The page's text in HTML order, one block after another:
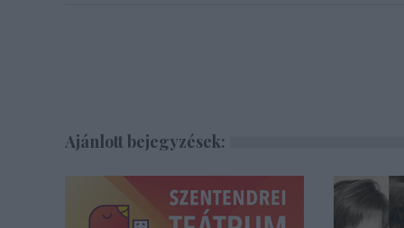
Ajánlott bejegyzések: